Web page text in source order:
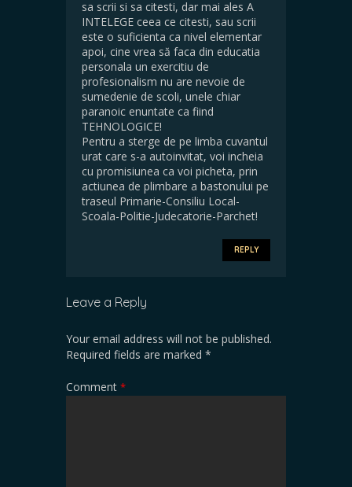
sa scrii si sa citesti, dar mai ales A
INTELEGE ceea ce citesti, sau scrii
este o suficienta ca nivel elementar
apoi, cine vrea să faca din educatia
personala un exercitiu de
profesionalism nu are nevoie de
sumedenie de scoli, unele chiar
paranoic enuntate ca fiind
TEHNOLOGICE!
Pentru a sterge de pe limba cuvantul
urat care s-a autoinvitat, voi incheia
cu promisiunea ca voi picheta, prin
actiunea de plimbare a bastonului pe
traseul Primarie-Consiliu Local-
Scoala-Politie-Judecatorie-Parchet!
REPLY
Leave a Reply
Your email address will not be published.
Required fields are marked *
Comment *